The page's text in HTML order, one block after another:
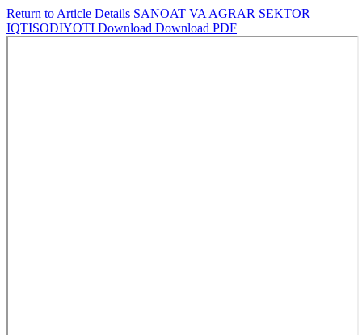
Return to Article Details SANOAT VA AGRAR SEKTOR
IQTISODIYOTI Download Download PDF